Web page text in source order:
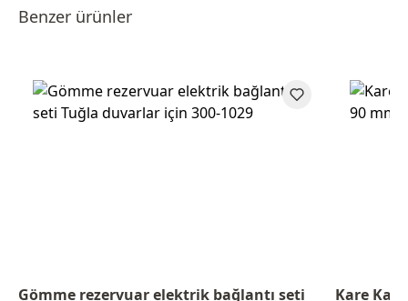
Benzer ürünler
Gömme rezervuar elektrik bağlantı seti
Kare